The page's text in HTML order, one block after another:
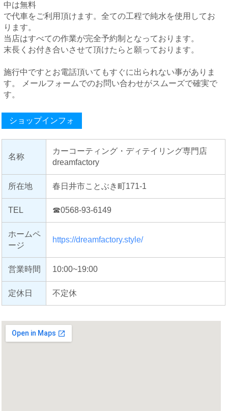
中は無料
で代車をご利用頂けます。全ての工程で純水を使用してお
ります。
当店はすべての作業が完全予約制となっております。
末長くお付き合いさせて頂けたらと願っております。
施行中ですとお電話頂いてもすぐに出られない事がありま
す。 メールフォームでのお問い合わせがスムーズで確実で
す。
ショップインフォ
名称
カーコーティング・ディテイリング専門店
dreamfactory
所在地 春日井市ことぶき町171-1
TEL ☎0568-93-6149
ホームペ
ージ
https://dreamfactory.style/
営業時間 10:00~19:00
定休日 不定休